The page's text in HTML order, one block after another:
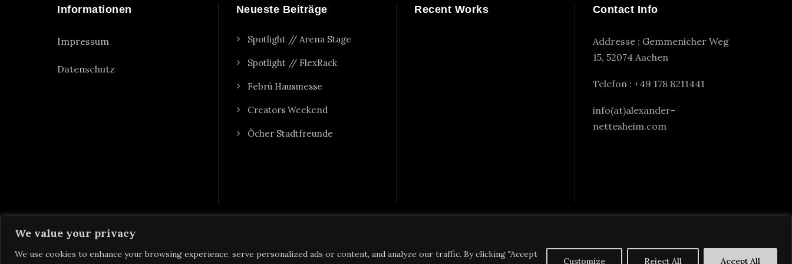
We value your privacy
We use cookies to enhance your browsing experience, serve personalized ads or content, and analyze our traffic. By clicking "Accept
Customize Reject All Accept All
Informationen
Impressum
Datenschutz
Neueste Beiträge
Spotlight // Arena Stage
Spotlight // FlexRack
Febrü Hausmesse
Creators Weekend
Öcher Stadtfreunde
Recent Works Contact Info
Addresse : Gemmenicher Weg
15, 52074 Aachen
Telefon : +49 178 8211441
info(at)alexander-
nettesheim.com
Copyright 2023 Alexander Nettesheim, All Right Reserved